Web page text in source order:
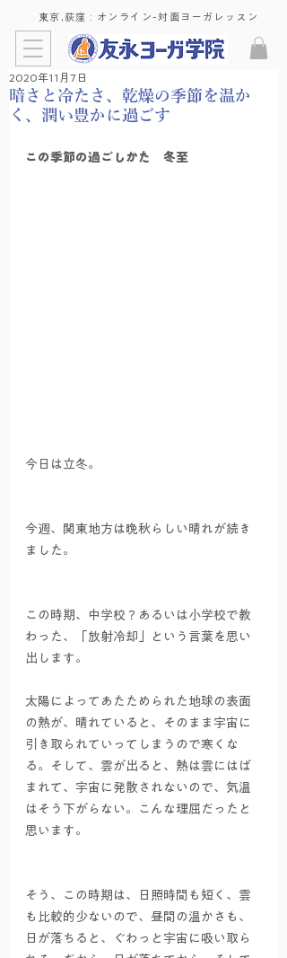
東京,荻窪 : ​オンライン-対面ヨーガレッスン
暗さと冷たさ、乾燥の季節を温か
く、潤い豊かに過ごす
2020年11月7日
この季節の過ごしかた　冬至
今日は立冬。
今週、関東地方は晩秋らしい晴れが続き
ました。
この時期、中学校？あるいは小学校で教
わった、「放射冷却」という言葉を思い
出します。
太陽によってあたためられた地球の表面
の熱が、晴れていると、そのまま宇宙に
引き取られていってしまうので寒くな
る。そして、雲が出ると、熱は雲にはば
まれて、宇宙に発散されないので、気温
はそう下がらない。こんな理屈だったと
思います。
そう、この時期は、日照時間も短く、雲
も比較的少ないので、昼間の温かさも、
日が落ちると、ぐわっと宇宙に吸い取ら